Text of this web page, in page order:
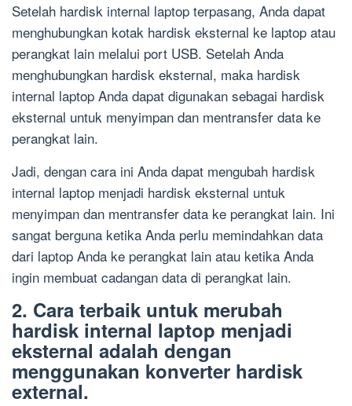
Setelah hardisk internal laptop terpasang, Anda dapat
menghubungkan kotak hardisk eksternal ke laptop atau
perangkat lain melalui port USB. Setelah Anda
menghubungkan hardisk eksternal, maka hardisk
internal laptop Anda dapat digunakan sebagai hardisk
eksternal untuk menyimpan dan mentransfer data ke
perangkat lain.
Jadi, dengan cara ini Anda dapat mengubah hardisk
internal laptop menjadi hardisk eksternal untuk
menyimpan dan mentransfer data ke perangkat lain. Ini
sangat berguna ketika Anda perlu memindahkan data
dari laptop Anda ke perangkat lain atau ketika Anda
ingin membuat cadangan data di perangkat lain.
2. Cara terbaik untuk merubah
hardisk internal laptop menjadi
eksternal adalah dengan
menggunakan konverter hardisk
external.